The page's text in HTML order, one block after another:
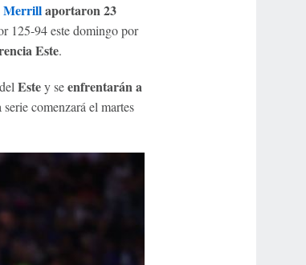
Merrillaportaron 23
125-94 este domingo por
Este.
Estey seenfrentarán a
comenzará el martes